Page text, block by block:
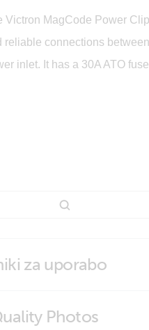
Victron MagCode Power
reliable connections
inlet. It has a 30A ATO
za uporabo
Photos